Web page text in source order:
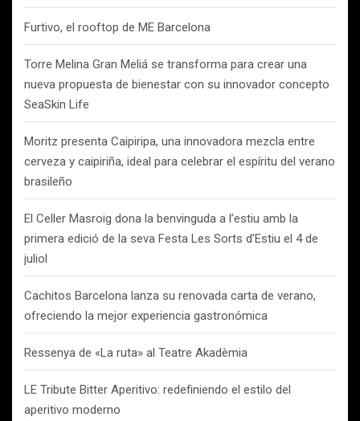
Furtivo, el rooftop de ME Barcelona
Torre Melina Gran Meliá se transforma para crear una
nueva propuesta de bienestar con su innovador concepto
SeaSkin Life
Moritz presenta Caipiripa, una innovadora mezcla entre
cerveza y caipiriña, ideal para celebrar el espíritu del verano
brasileño
El Celler Masroig dona la benvinguda a l’estiu amb la
primera edició de la seva Festa Les Sorts d’Estiu el 4 de
juliol
Cachitos Barcelona lanza su renovada carta de verano,
ofreciendo la mejor experiencia gastronómica
Ressenya de «La ruta» al Teatre Akadèmia
LE Tribute Bitter Aperitivo: redefiniendo el estilo del
aperitivo moderno